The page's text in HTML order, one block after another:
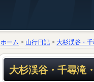
ホーム > 山行日記 > 大杉渓谷・
大杉渓谷・千尋滝